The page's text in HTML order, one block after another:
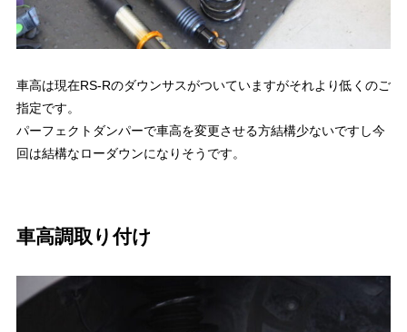
車高は現在RS-Rのダウンサスがついていますがそれより低くのご
指定です。
パーフェクトダンパーで車高を変更させる方結構少ないですし今
回は結構なローダウンになりそうです。
車高調取り付け